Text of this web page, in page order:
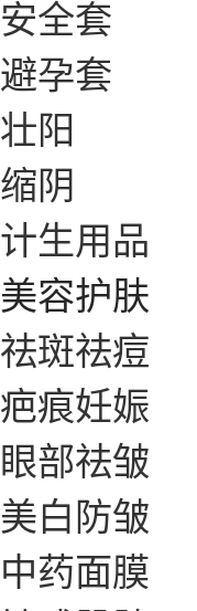
安全套
避孕套
壮阳
缩阴
计生用品
美容护肤
祛斑祛痘
疤痕妊娠
眼部祛皱
美白防皱
中药面膜